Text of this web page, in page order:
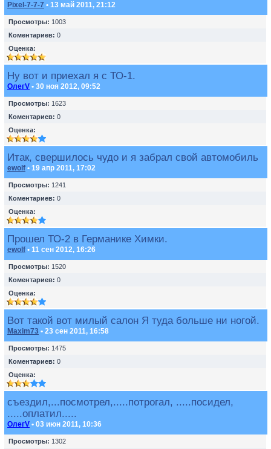
Pixel-7-7-7 • 13 май 2011, 21:12
Просмотры: 1003
Коментариев: 0
Оценка:
Ну вот и приехал я с ТО-1.
ОлегV • 30 ноя 2012, 09:52
Просмотры: 1623
Коментариев: 0
Оценка:
Итак, свершилось чудо и я забрал свой автомобиль
ewolf • 19 апр 2011, 17:02
Просмотры: 1241
Коментариев: 0
Оценка:
Прошел ТО-2 в Германике Химки.
ewolf • 11 сен 2012, 16:26
Просмотры: 1520
Коментариев: 0
Оценка:
Вот такой вот милый салон Я туда больше ни ногой.
Maxim73 • 23 сен 2011, 16:58
Просмотры: 1475
Коментариев: 0
Оценка:
съездил,...посмотрел,.....потрогал, .....посидел,
.....оплатил.....
ОлегV • 03 июн 2011, 10:36
Просмотры: 1302